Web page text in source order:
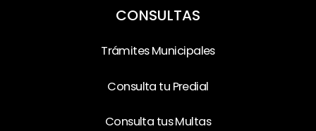
CONSULTAS
Trámites Municipales
Consulta tu Predial
Consulta tus Multas